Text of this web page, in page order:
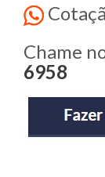
Chame
6958